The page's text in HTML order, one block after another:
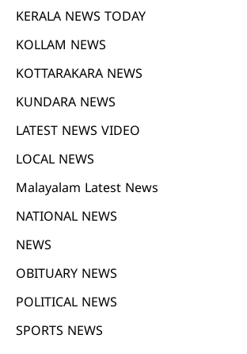
KERALA NEWS TODAY
KOLLAM NEWS
KOTTARAKARA NEWS
KUNDARA NEWS
LATEST NEWS VIDEO
LOCAL NEWS
Malayalam Latest News
NATIONAL NEWS
NEWS
OBITUARY NEWS
POLITICAL NEWS
SPORTS NEWS